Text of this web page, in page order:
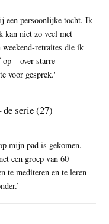
een persoonlijke tocht. Ik
kan niet zo veel met
weekend-retraites die ik
– over starre
voor gesprek.'
de serie (27)
mijn pad is gekomen.
een groep van 60
te mediteren en te leren